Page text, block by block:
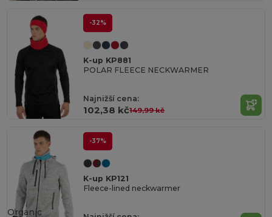
-32%
K-up KP881
POLAR FLEECE NECKWARMER
Najnižší cena:
102,38 kč149,99 kč
-37%
K-up KP121
Fleece-lined neckwarmer
Organic